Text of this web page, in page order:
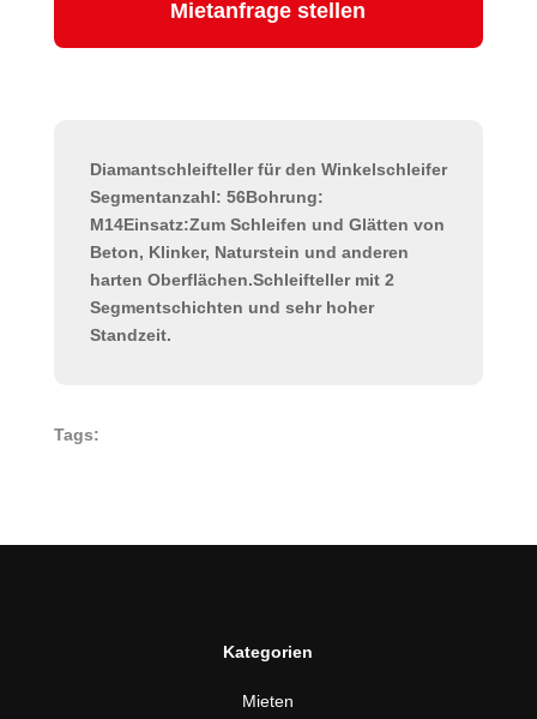
Mietanfrage stellen
Diamantschleifteller für den Winkelschleifer
Segmentanzahl: 56Bohrung:
M14Einsatz:Zum Schleifen und Glätten von
Beton, Klinker, Naturstein und anderen
harten Oberflächen.Schleifteller mit 2
Segmentschichten und sehr hoher
Standzeit.
Tags:
Kategorien
Mieten